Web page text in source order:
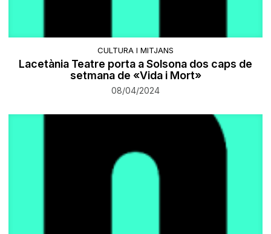
CULTURA I MITJANS
Lacetània Teatre porta a Solsona dos caps de
setmana de «Vida i Mort»
08/04/2024